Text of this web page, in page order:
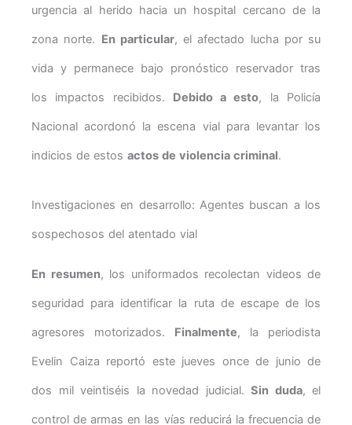
urgencia al herido hacia un hospital cercano de la
zona norte. En particular, el afectado lucha por su
vida y permanece bajo pronóstico reservador tras
los impactos recibidos. Debido a esto, la Policía
Nacional acordonó la escena vial para levantar los
indicios de estos actos de violencia criminal.
Investigaciones en desarrollo: Agentes buscan a los
sospechosos del atentado vial
En resumen, los uniformados recolectan videos de
seguridad para identificar la ruta de escape de los
agresores motorizados. Finalmente, la periodista
Evelin Caiza reportó este jueves once de junio de
dos mil veintiséis la novedad judicial. Sin duda, el
control de armas en las vías reducirá la frecuencia de